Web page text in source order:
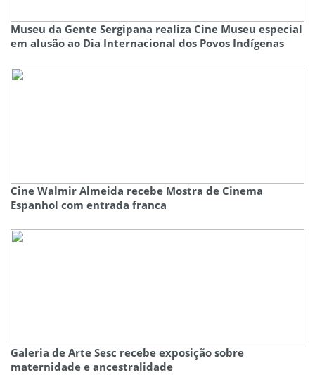
Museu da Gente Sergipana realiza Cine Museu especial
em alusão ao Dia Internacional dos Povos Indígenas
Cine Walmir Almeida recebe Mostra de Cinema
Espanhol com entrada franca
Galeria de Arte Sesc recebe exposição sobre
maternidade e ancestralidade